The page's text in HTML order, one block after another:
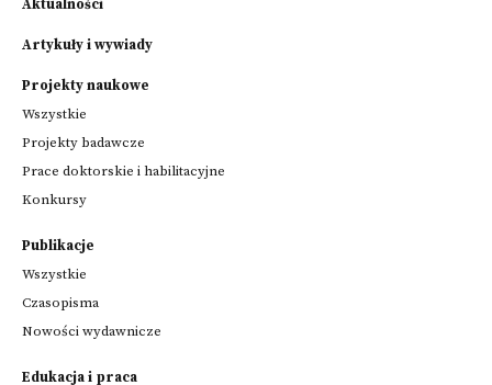
Aktualności
Artykuły i wywiady
Projekty naukowe
Wszystkie
Projekty badawcze
Prace doktorskie i habilitacyjne
Konkursy
Publikacje
Wszystkie
Czasopisma
Nowości wydawnicze
Edukacja i praca